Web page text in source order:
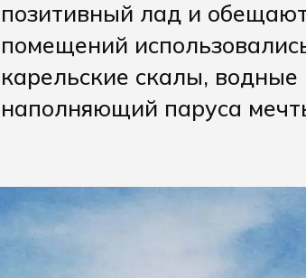
позитивный лад и
помещений
карельские скалы,
наполняющий паруса